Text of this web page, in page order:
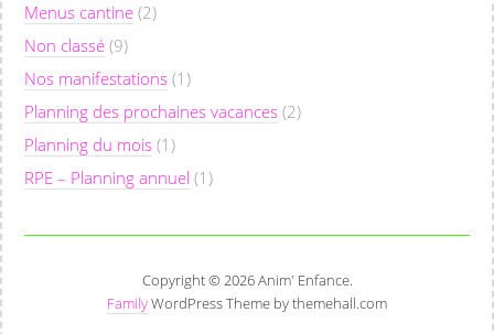
Menus cantine (2)
Non classé (9)
Nos manifestations (1)
Planning des prochaines vacances (2)
Planning du mois (1)
RPE – Planning annuel (1)
Copyright © 2026 Anim' Enfance.
FamilyWordPress Theme by themehall.com